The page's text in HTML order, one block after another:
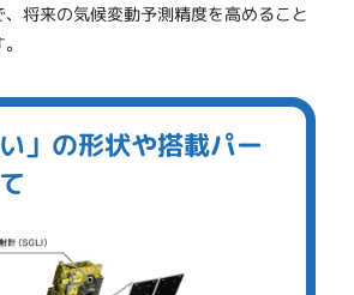
将来の気候変動予測精度を高めること
」の形状や搭載パー